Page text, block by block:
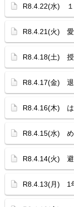
R8.4.22(水) １
R8.4.21(火) 愛
R8.4.18(土) 授
R8.4.17(金)
R8.4.16(木) は
R8.4.15(水)
R8.4.14(火) 避
R8.4.13(月) 1